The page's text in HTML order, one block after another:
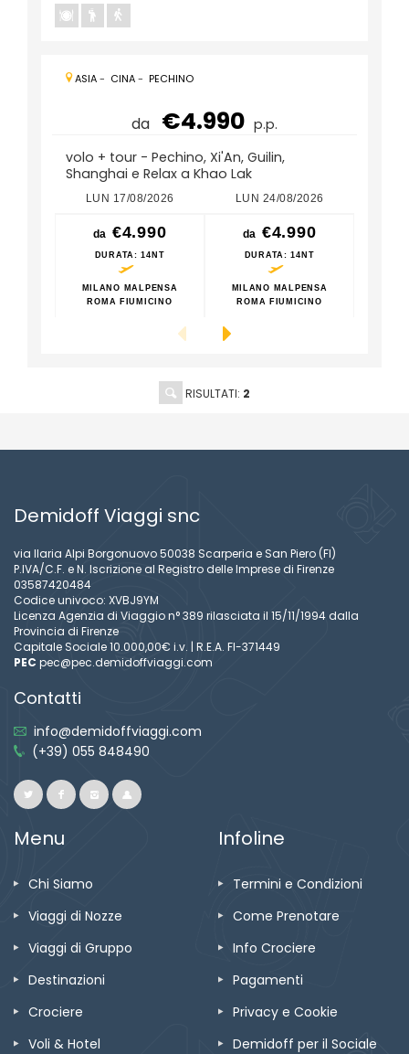
ASIA- CINA- PECHINO
da €4.990 p.p.
volo + tour - Pechino, Xi'An, Guilin,
Shanghai e Relax a Khao Lak
LUN 17/08/2026
da €4.990
DURATA : 14NT
MILANO MALPENSA
ROMA FIUMICINO
LUN 24/08/2026
da €4.990
DURATA : 14NT
MILANO MALPENSA
ROMA FIUMICINO
RISULTATI: 2
Demidoff Viaggi snc
via Ilaria Alpi Borgonuovo 50038 Scarperia e San Piero (FI)
P.IVA/C.F. e N. Iscrizione al Registro delle Imprese di Firenze
03587420484
Codice univoco: XVBJ9YM
Licenza Agenzia di Viaggio n° 389 rilasciata il 15/11/1994 dalla
Provincia di Firenze
Capitale Sociale 10.000,00€ i.v. | R.E.A. FI-371449
PEC pec@pec.demidoffviaggi.com
Contatti
info@demidoffviaggi.com
(+39) 055 848490
Menu
Chi Siamo
Viaggi di Nozze
Viaggi di Gruppo
Destinazioni
Crociere
Voli & Hotel
Infoline
Termini e Condizioni
Come Prenotare
Info Crociere
Pagamenti
Privacy e Cookie
Demidoff per il Sociale